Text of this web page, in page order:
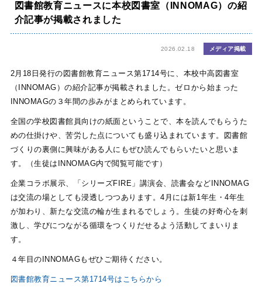
図書館教育ニュースに本校図書室（INNOMAG）の紹
介記事が掲載されました
2026.02.18 メディア掲載
2月18日発行の図書館教育ニュース第1714号に、本校中高図書室
（INNOMAG）の紹介記事が掲載されました。ゼロから始まった
INNOMAGの３年間の歩みがまとめられています。
全国の学校図書館員向けの紙面ということで、本を読んでもらうた
めの仕掛けや、苦労した点についても盛り込まれています。図書館
づくりの裏側に興味がある人にもぜひ読んでもらいたいと思いま
す。（生徒はINNOMAG内で閲覧可能です）
企業コラボ展示、「シリーズFIRE」講演会、読書会など INNOMAG
は交流の場としても浸透しつつあります。4月には新1年生・4年生
が加わり、新たな交流の輪が生まれるでしょう。生徒の好奇心を刺
激し、学びにつながる循環をつくりだせるよう活動してまいりま
す。
４年目のINNOMAGもぜひご期待ください。
図書館教育ニュース第1714号はこちらから